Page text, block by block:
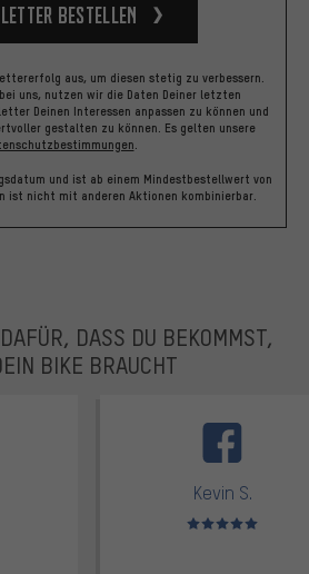
bestellen
aus, um diesen stetig zu verbessern.
uns, nutzen wir die Daten Deiner letzten
Deinen Interessen anpassen zu können und
gestalten zu können. Es gelten unsere
.
und ist ab einem Mindestbestellwert von
ist nicht mit anderen Aktionen kombinierbar.
DASS DU BEKOMMST,
BIKE BRAUCHT
von 5
Kevin S.
Bewertungen: 5 von 5